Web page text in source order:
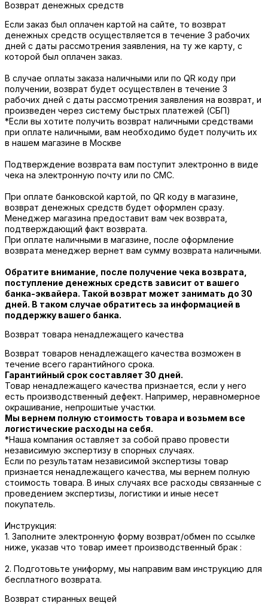
Возврат денежных средств
Если заказ был оплачен картой на сайте, то возврат
денежных средств осуществляется в течение 3 рабочих
дней с даты рассмотрения заявления, на ту же карту, с
которой был оплачен заказ.
В случае оплаты заказа наличными или по QR коду при
получении, возврат будет осуществлен в течение 3
рабочих дней с даты рассмотрения заявления на возврат, и
произведен через систему быстрых платежей (СБП)
*Если вы хотите получить возврат наличными средствами
при оплате наличными, вам необходимо будет получить их
в нашем магазине в Москве
Подтверждение возврата вам поступит электронно в виде
чека на электронную почту или по СМС.
При оплате банковской картой, по QR коду в магазине,
возврат денежных средств будет оформлен сразу.
Менеджер магазина предоставит вам чек возврата,
подтверждающий факт возврата.
При оплате наличными в магазине, после оформление
возврата менеджер вернет вам сумму возврата наличными.
Обратите внимание, после получение чека возврата,
поступление денежных средств зависит от вашего
банка-эквайера. Такой возврат может занимать до 30
дней. В таком случае обратитесь за информацией в
поддержку вашего банка.
Возврат товара ненадлежащего качества
Возврат товаров ненадлежащего качества возможен в
течение всего гарантийного срока.
Гарантийный срок составляет 30 дней.
Товар ненадлежащего качества признается, если у него
есть производственный дефект. Например, неравномерное
окрашивание, непрошитые участки.
Мы вернем полную стоимость товара и возьмем все
логистические расходы на себя.
*Наша компания оставляет за собой право провести
независимую экспертизу в спорных случаях.
Если по результатам независимой экспертизы товар
признается ненадлежащего качества, мы вернем полную
стоимость товара. В иных случаях все расходы связанные с
проведением экспертизы, логистики и иные несет
покупатель.
Инструкция:
1. Заполните электронную форму возврат/обмен по ссылке
ниже, указав что товар имеет производственный брак :
2. Подготовьте униформу, мы направим вам инструкцию для
бесплатного возврата.
Возврат стиранных вещей